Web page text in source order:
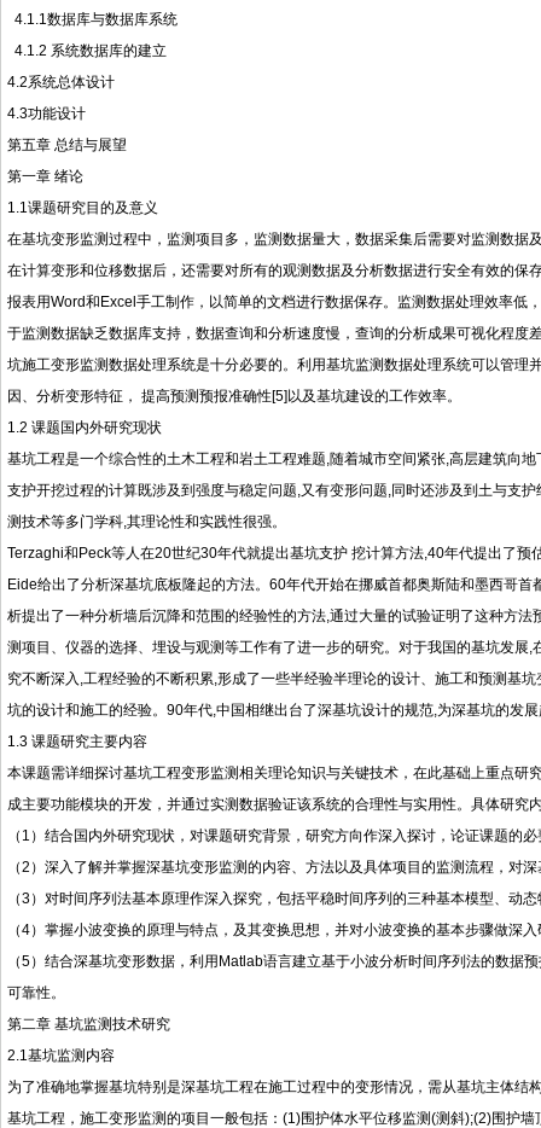
4.1.1数据库与数据库系统
4.1.2 系统数据库的建立
4.2系统总体设计
4.3功能设计
第五章 总结与展望
第一章 绪论
1.1课题研究目的及意义
在基坑变形监测过程中，监测项目多，监测数据量大，数据采集后需要对监测数
在计算变形和位移数据后，还需要对所有的观测数据及分析数据进行安全有效的
报表用Word和Excel手工制作，以简单的文档进行数据保存。监测数据处理效率
于监测数据缺乏数据库支持，数据查询和分析速度慢，查询的分析成果可视化程
坑施工变形监测数据处理系统是十分必要的。利用基坑监测数据处理系统可以管
因、分析变形特征， 提高预测预报准确性[5]以及基坑建设的工作效率。
1.2 课题国内外研究现状
基坑工程是一个综合性的土木工程和岩土工程难题,随着城市空间紧张,高层建筑向
支护开挖过程的计算既涉及到强度与稳定问题,又有变形问题,同时还涉及到土与支
测技术等多门学科,其理论性和实践性很强。
Terzaghi和Peck等人在20世纪30年代就提出基坑支护 挖计算方法,40年代提出了
Eide给出了分析深基坑底板隆起的方法。60年代开始在挪威首都奥斯陆和墨西哥
析提出了一种分析墙后沉降和范围的经验性的方法,通过大量的试验证明了这种方
测项目、仪器的选择、埋设与观测等工作有了进一步的研究。对于我国的基坑发
究不断深入,工程经验的不断积累,形成了一些半经验半理论的设计、施工和预测基
坑的设计和施工的经验。90年代,中国相继出台了深基坑设计的规范,为深基坑的发
1.3 课题研究主要内容
本课题需详细探讨基坑工程变形监测相关理论知识与关键技术，在此基础上重点
成主要功能模块的开发，并通过实测数据验证该系统的合理性与实用性。具体研究
（1）结合国内外研究现状，对课题研究背景，研究方向作深入探讨，论证课题的必
（2）深入了解并掌握深基坑变形监测的内容、方法以及具体项目的监测流程，对
（3）对时间序列法基本原理作深入探究，包括平稳时间序列的三种基本模型、动
（4）掌握小波变换的原理与特点，及其变换思想，并对小波变换的基本步骤做深入
（5）结合深基坑变形数据，利用Matlab语言建立基于小波分析时间序列法的数
可靠性。
第二章 基坑监测技术研究
2.1基坑监测内容
为了准确地掌握基坑特别是深基坑工程在施工过程中的变形情况，需从基坑主体
基坑工程，施工变形监测的项目一般包括：(1)围护体水平位移监测(测斜);(2)围护